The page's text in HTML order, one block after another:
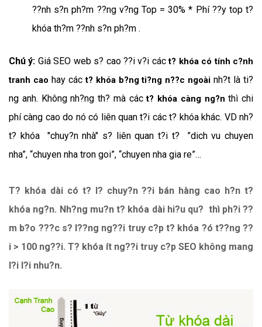
??nh s?n ph?m ??ng v?ng Top = 30% * Phí ??y top t?
khóa th?m ??nh s?n ph?m .
Chú ý: Giá SEO web s? cao ??i v?i cáct? khóa có tính c?nh
tranh cao hay cáct? khóa b?ng ti?ng n??c ngoàinh?t là ti?
ng anh. Không nh?ng th? mà cáct? khóa càng ng?n thì chi
phí càng cao do nó có liên quan t?i các t? khóa khác. VD nh?
t? khóa "chuy?n nhà" s? liên quan t?i t? ”dich vu chuyen
nha”, “chuyen nha tron goi”, “chuyen nha gia re”…
T? khóa dài có t? l? chuy?n ??i bán hàng cao h?n t?
khóa ng?n. Nh?ng mu?n t? khóa dài hi?u qu? thì ph?i ??
m b?o ???c s? l??ng ng??i truy c?p t? khóa ?ó t??ng ??
i > 100 ng??i. T? khóa ít ng??i truy c?p SEO không mang
l?i l?i nhu?n.